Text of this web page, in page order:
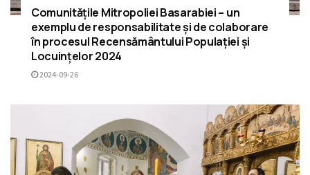
Comunitățile Mitropoliei Basarabiei – un
exemplu de responsabilitate și de colaborare
în procesul Recensământului Populației și
Locuințelor 2024
2024-09-26